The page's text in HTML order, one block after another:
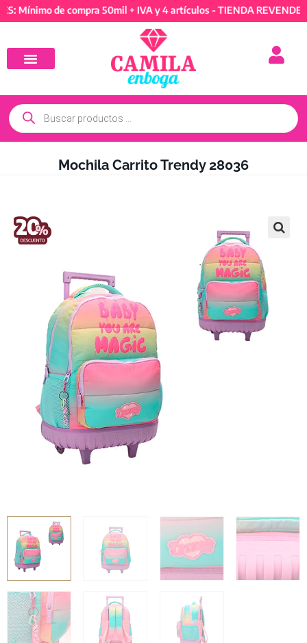
Mínimo de compra 50mil + IVA y 4 artículos - TIENDA
Mochila Carrito Trendy 28036